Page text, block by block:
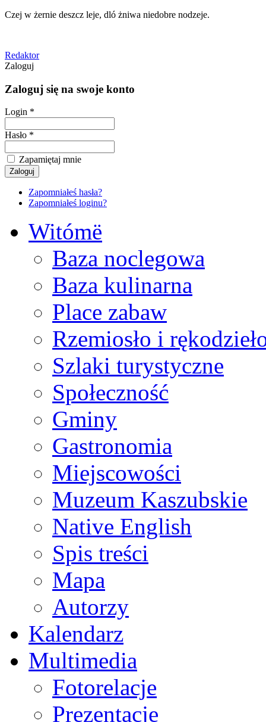
Czej w żernie deszcz leje, dló żniwa niedobre nodzeje.
Redaktor
Zaloguj
Zaloguj się na swoje konto
Login *
Hasło *
Zapamiętaj mnie
Zapomniałeś hasła?
Zapomniałeś loginu?
Witómë
Baza noclegowa
Baza kulinarna
Place zabaw
Rzemiosło i
Szlaki turystyczne
Społeczność
Gminy
Gastronomia
Miejscowości
Muzeum Kaszubskie
Native English
Spis treści
Mapa
Autorzy
Kalendarz
Multimedia
Fotorelacje
Prezentacje